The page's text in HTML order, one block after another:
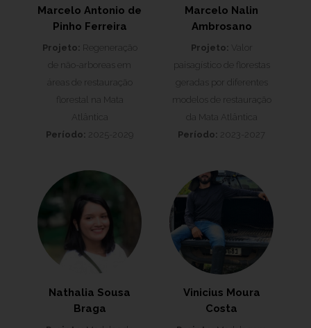
Marcelo Antonio de
Pinho Ferreira
Projeto: Regeneração
de não-arboreas em
áreas de restauração
florestal na Mata
Atlântica
Período: 2025-2029
Marcelo Nalin
Ambrosano
Projeto: Valor
paisagístico de florestas
geradas por diferentes
modelos de restauração
da Mata Atlântica
Período: 2023-2027
Nathalia Sousa
Braga
Vinicius Moura
Costa